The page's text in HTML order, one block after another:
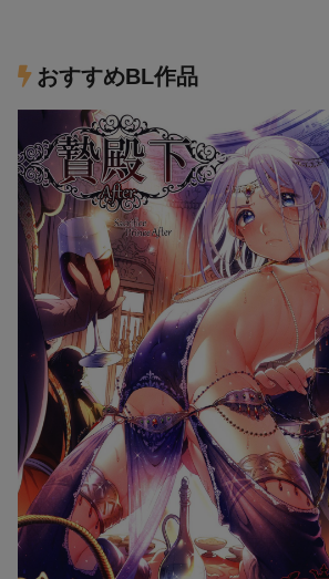
おすすめBL作品